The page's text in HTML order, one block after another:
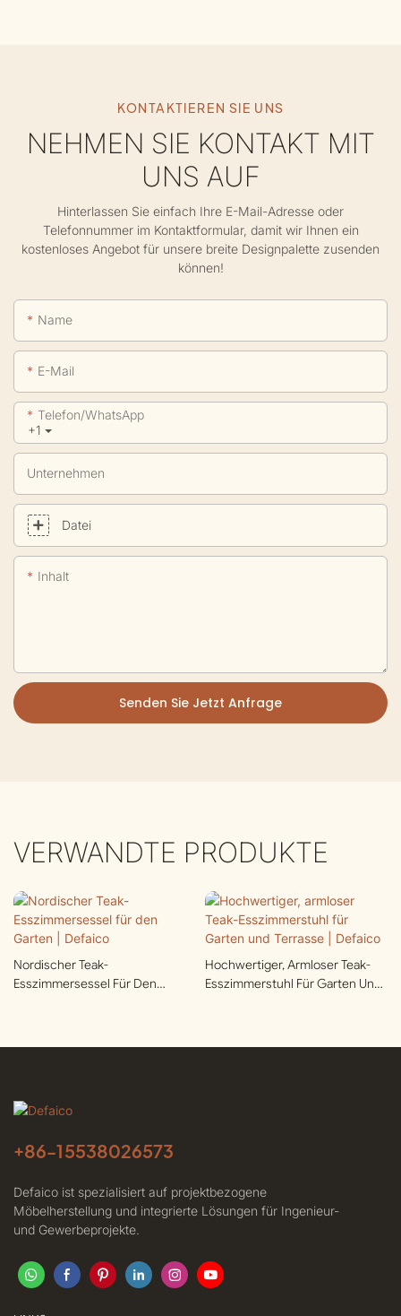
KONTAKTIEREN SIE UNS
NEHMEN SIE KONTAKT MIT
UNS AUF
Hinterlassen Sie einfach Ihre E-Mail-Adresse oder
Telefonnummer im Kontaktformular, damit wir Ihnen ein
kostenloses Angebot für unsere breite Designpalette zusenden
können!
Name
E-Mail
+1
Telefon/WhatsApp
Unternehmen
Datei
Inhalt
Senden Sie Jetzt Anfrage
VERWANDTE PRODUKTE
Nordischer Teak-
Esszimmersessel Für Den
Hochwertiger, Armloser Teak-
Esszimmerstuhl Für Garten Und
+86-15538026573
Defaico ist spezialisiert auf projektbezogene
Möbelherstellung und integrierte Lösungen für Ingenieur-
und Gewerbeprojekte.